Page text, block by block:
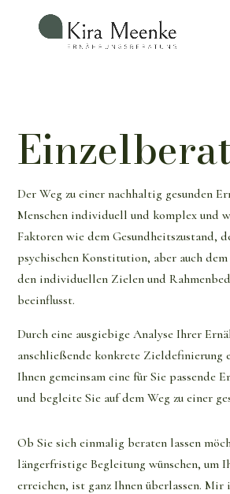
Der Weg zu einer nachhaltig gesunden
Menschen individuell und komplex und
Faktoren wie dem Gesundheitszustand,
psychischen Konstitution, aber auch
den individuellen Zielen und
beeinflusst.
Durch eine ausgiebige Analyse Ihrer
anschließende konkrete Zieldefinierung
Ihnen gemeinsam eine für Sie passende
und begleite Sie auf dem Weg zu einer
Ob Sie sich einmalig beraten lassen
längerfristige Begleitung wünschen, um
erreichen, ist ganz Ihnen überlassen. Mir